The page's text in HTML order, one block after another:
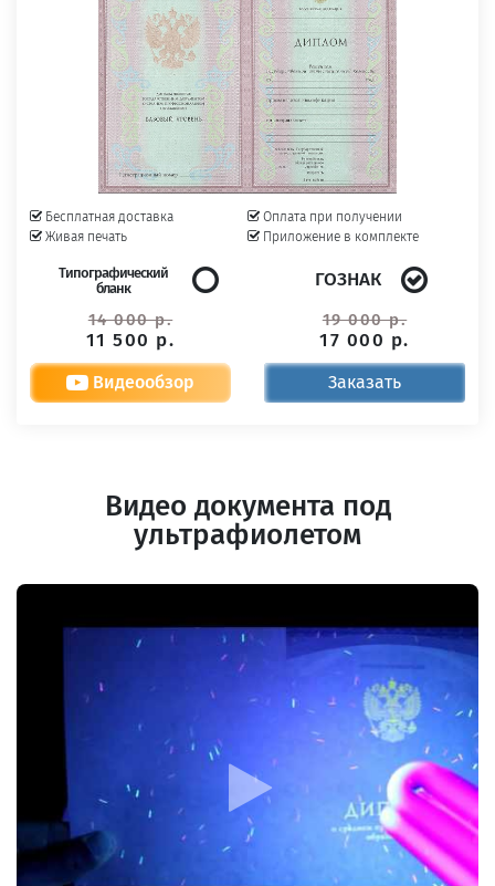
Бесплатная доставка
Живая печать
Оплата при получении
Приложение в комплекте
Типографический
бланк
14 000 р.
11 500 р.
ГОЗНАК
19 000 р.
17 000 р.
Видеообзор Заказать
Видео документа под
ультрафиолетом